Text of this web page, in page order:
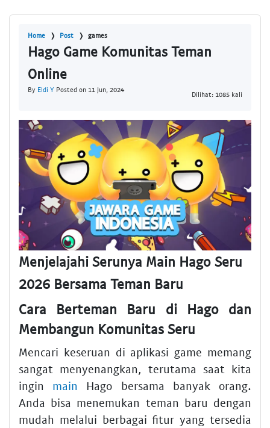
Home Post games
Hago Game Komunitas Teman
Online
By Eldi Y Posted on 11 Jun, 2024
Dilihat: 1085 kali
Menjelajahi Serunya Main Hago Seru
2026 Bersama Teman Baru
Cara Berteman Baru di Hago dan
Membangun Komunitas Seru
Mencari keseruan di aplikasi game memang
sangat menyenangkan, terutama saat kita
ingin main Hago bersama banyak orang.
Anda bisa menemukan teman baru dengan
mudah melalui berbagai fitur yang tersedia